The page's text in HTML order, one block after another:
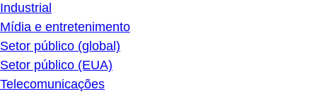
Industrial
Mídia e entretenimento
Setor público (global)
Setor público (EUA)
Telecomunicações